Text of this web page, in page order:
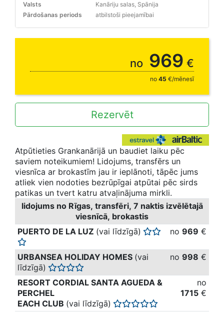
Valsts
Kanāriju salas, Spānija
Pārdošanas periods
atbilstoši pieejamībai
no 969 €
no 45 €/mēnesī
Rezervēt
Atpūtieties Grankanārijā un baudiet laiku pēc
saviem noteikumiem! Lidojums, transfērs un
viesnīca ar brokastīm jau ir ieplānoti, tāpēc jums
atliek vien nodoties bezrūpīgai atpūtai pēc sirds
patikas un tvert katru atvaļinājuma mirkli.
lidojums no Rīgas, transfēri, 7 naktis izvēlētajā
viesnīcā, brokastis
PUERTO DE LA LUZ (vai līdzīgā) no969 €
URBANSEA HOLIDAY HOMES (vai
līdzīgā)
no998 €
RESORT CORDIAL SANTA AGUEDA &
PERCHEL
EACH CLUB (vai līdzīgā)
no
1715 €